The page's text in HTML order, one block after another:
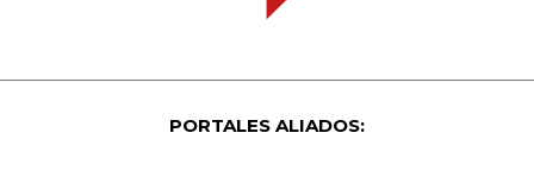
PORTALES ALIADOS: